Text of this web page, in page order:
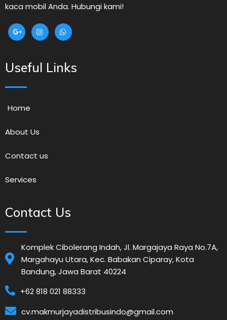
kaca mobil Anda. Hubungi kami!
Useful Links
Home
About Us
Contact us
Services
Contact Us
Komplek Cibolerang Indah, Jl. Margajaya Raya No.7A,
Margahayu Utara, Kec. Babakan Ciparay, Kota
Bandung, Jawa Barat 40224
+62 818 021 88333
cv.makmurjayadistribusindo@gmail.com